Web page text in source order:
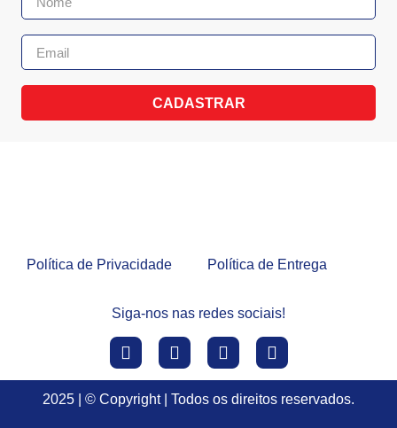
CADASTRAR
Política de Privacidade Política de Entrega
Siga-nos nas redes sociais!
2025 | © Copyright | Todos os direitos reservados.